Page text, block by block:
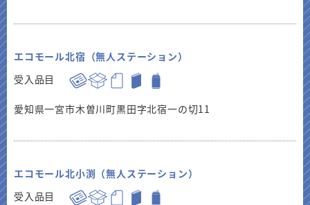
エコモール北宿（無人ステーション）
受入品目
愛知県一宮市木曽川町黒田字北宿一の切11
エコモール北小渕（無人ステーション）
受入品目